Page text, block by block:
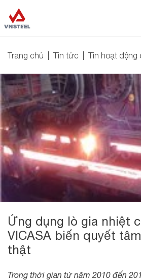
Trang chủ Tin tức Tin hoạt động
Ứng dụng lò gia nhiệt
VICASA biến quyết
thật
Trong thời gian từ năm 2010 đến